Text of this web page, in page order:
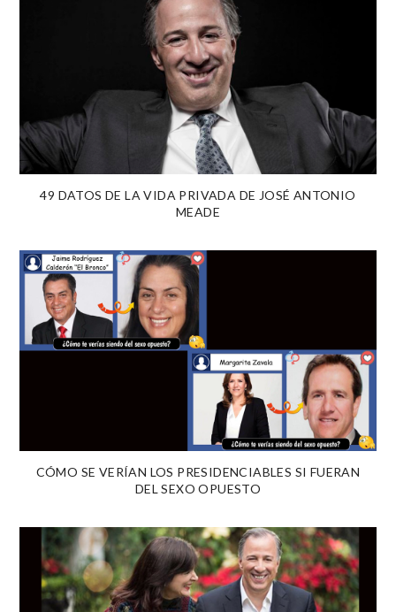
49 DATOS DE LA VIDA PRIVADA DE JOSÉ ANTONIO
MEADE
CÓMO SE VERÍAN LOS PRESIDENCIABLES SI FUERAN
DEL SEXO OPUESTO